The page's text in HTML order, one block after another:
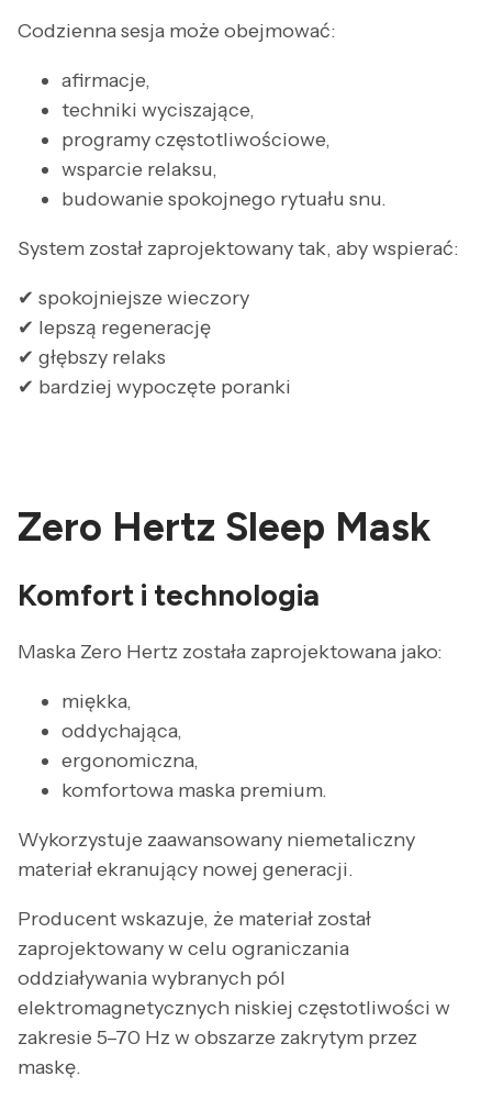
Codzienna sesja może obejmować:
afirmacje,
techniki wyciszające,
programy częstotliwościowe,
wsparcie relaksu,
budowanie spokojnego rytuału snu.
System został zaprojektowany tak, aby wspierać:
✔ spokojniejsze wieczory
✔ lepszą regenerację
✔ głębszy relaks
✔ bardziej wypoczęte poranki
Zero Hertz Sleep Mask
Komfort i technologia
Maska Zero Hertz została zaprojektowana jako:
miękka,
oddychająca,
ergonomiczna,
komfortowa maska premium.
Wykorzystuje zaawansowany niemetaliczny
materiał ekranujący nowej generacji.
Producent wskazuje, że materiał został
zaprojektowany w celu ograniczania
oddziaływania wybranych pól
elektromagnetycznych niskiej częstotliwości w
zakresie 5–70 Hz w obszarze zakrytym przez
maskę.